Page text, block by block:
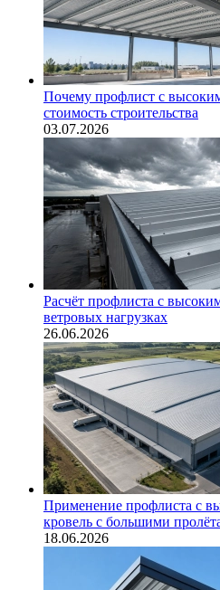
Почему профлист с
стоимость строительства
03.07.2026
Расчёт профлиста с
ветровых нагрузках
26.06.2026
Применение профлиста с
кровель с большими
18.06.2026